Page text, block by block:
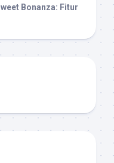
Bonanza: Fitur